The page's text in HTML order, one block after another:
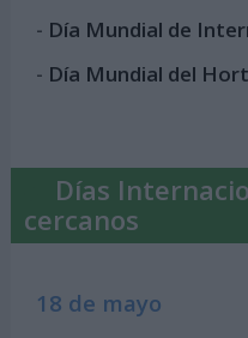
- Día Mundial de
- Día Mundial del
Días
cercanos
18 de mayo